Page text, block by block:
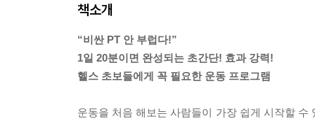
책소개
“비싼 PT 안 부럽다!”
1일 20분이면 완성되는 초간단! 효과 강력!
헬스 초보들에게 꼭 필요한 운동 프로그램
운동을 처음 해보는 사람들이 가장 쉽게 시작할 수